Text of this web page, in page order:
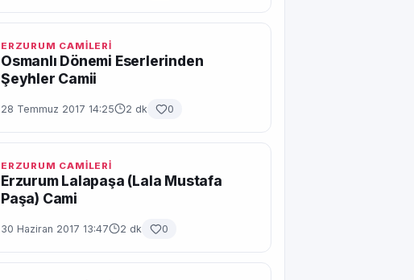
ERZURUM CAMİLERİ
Osmanlı Dönemi Eserlerinden
Şeyhler Camii
28 Temmuz 2017 14:25 2 dk 0
ERZURUM CAMİLERİ
Erzurum Lalapaşa (Lala Mustafa
Paşa) Cami
30 Haziran 2017 13:47 2 dk 0